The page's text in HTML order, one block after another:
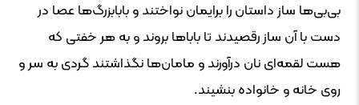
بی‌بی‌ها ساز داستان را برایمان نواختند و بابابزرگ‌ها عصا در
دست با آن ساز رقصیدند تا باباها بروند و به هر خفتی که
هست لقمه‌ای نان درآورند و مامان‌ها نگذاشتند گردی به سر و
روی خانه و خانواده بنشیند.